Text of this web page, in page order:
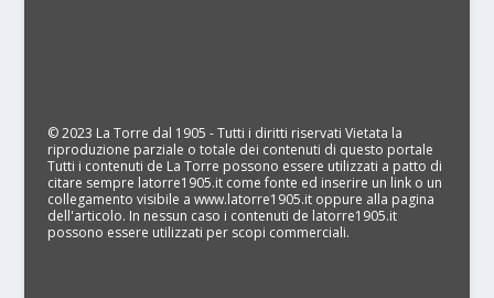
© 2023 La Torre dal 1905 - Tutti i diritti riservati Vietata la
riproduzione parziale o totale dei contenuti di questo portale
Tutti i contenuti de La Torre possono essere utilizzati a patto di
citare sempre latorre1905.it come fonte ed inserire un link o un
collegamento visibile a www.latorre1905.it oppure alla pagina
dell'articolo. In nessun caso i contenuti de latorre1905.it
possono essere utilizzati per scopi commerciali.